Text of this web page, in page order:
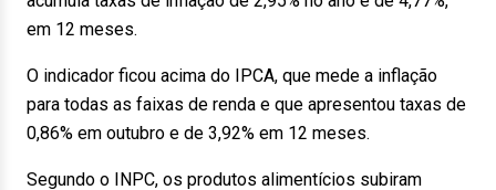
em 12 meses.
O indicador ficou acima do IPCA, que mede a inflação
para todas as faixas de renda e que apresentou taxas de
0,86% em outubro e de 3,92% em 12 meses.
Segundo o INPC, os produtos alimentícios subiram